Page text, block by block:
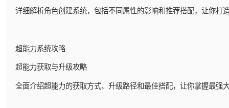
详细解析角色创建系统，包括不同属性的影响和推荐搭配，让你打
超能力系统攻略
超能力获取与升级攻略
全面介绍超能力的获取方式、升级路径和最佳搭配，让你掌握最强